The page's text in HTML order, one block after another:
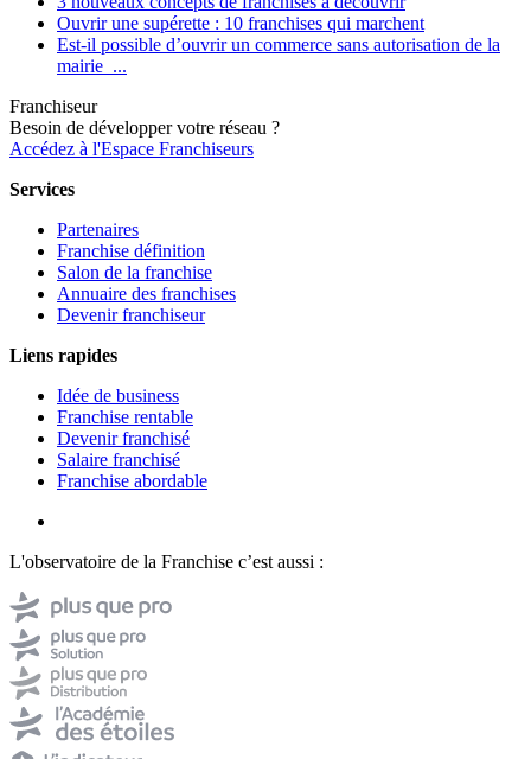
Ouvrir une supérette : 10 franchises qui marchent
Est-il possible d’ouvrir un commerce sans autorisation de la
mairie ...
Franchiseur
Besoin de développer votre réseau ?
Accédez à l'Espace Franchiseurs
Services
Partenaires
Franchise définition
Salon de la franchise
Annuaire des franchises
Devenir franchiseur
Liens rapides
Idée de business
Franchise rentable
Devenir franchisé
Salaire franchisé
Franchise abordable
L'observatoire de la Franchise c’est aussi :